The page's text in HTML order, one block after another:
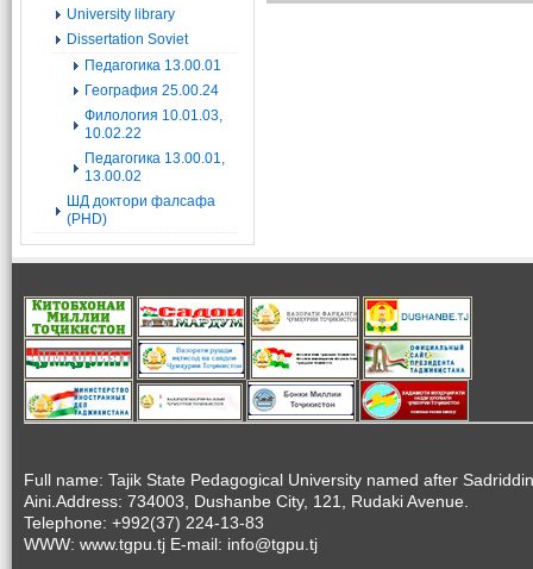
University library
Dissertation Soviet
Педагогика 13.00.01
География 25.00.24
Филология 10.01.03,
10.02.22
Педагогика 13.00.01,
13.00.02
ШД доктори фалсафа
(PHD)
Full name: Tajik State Pedagogical University named after Sadriddin
Aini.Address: 734003, Dushanbe City, 121, Rudaki Avenue.
Telephone: +992(37) 224-13-83
WWW: www.tgpu.tj E-mail: info@tgpu.tj